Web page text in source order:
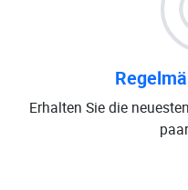
Erhalten Sie die neuesten